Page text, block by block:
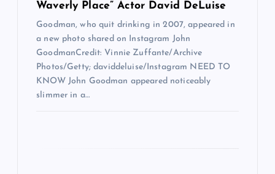
Waverly Place” Actor David DeLuise
Goodman, who quit drinking in 2007, appeared in
a new photo shared on Instagram John
GoodmanCredit: Vinnie Zuffante/Archive
Photos/Getty; daviddeluise/Instagram NEED TO
KNOW John Goodman appeared noticeably
slimmer in a…